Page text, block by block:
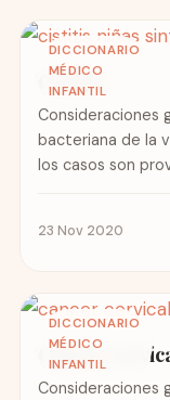
DICCIONARIO
MÉDICO
INFANTIL
Cistitis
Consideraciones
bacteriana de la
los casos son
23 Nov 2020
DICCIONARIO
MÉDICO
INFANTIL
Cáncer
Consideraciones